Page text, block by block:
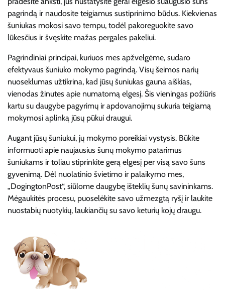
pagrindą ir naudosite teigiamus sustiprinimo būdus. Kiekvienas
šuniukas mokosi savo tempu, todėl pakoreguokite savo
lūkesčius ir švęskite mažas pergales pakeliui.
Pagrindiniai principai, kuriuos mes apžvelgėme, sudaro
efektyvaus šuniuko mokymo pagrindą. Visų šeimos narių
nuoseklumas užtikrina, kad jūsų šuniukas gauna aiškias,
vienodas žinutes apie numatomą elgesį. Šis vieningas požiūris
kartu su daugybe pagyrimų ir apdovanojimų sukuria teigiamą
mokymosi aplinką jūsų pūkui draugui.
Augant jūsų šuniukui, jų mokymo poreikiai vystysis. Būkite
informuoti apie naujausius šunų mokymo patarimus
šuniukams ir toliau stiprinkite gerą elgesį per visą savo šuns
gyvenimą. Dėl nuolatinio švietimo ir palaikymo mes,
„DogingtonPost“, siūlome daugybę išteklių šunų savininkams.
Mėgaukitės procesu, puoselėkite savo užmezgtą ryšį ir laukite
nuostabių nuotykių, laukiančių su savo keturių kojų draugu.